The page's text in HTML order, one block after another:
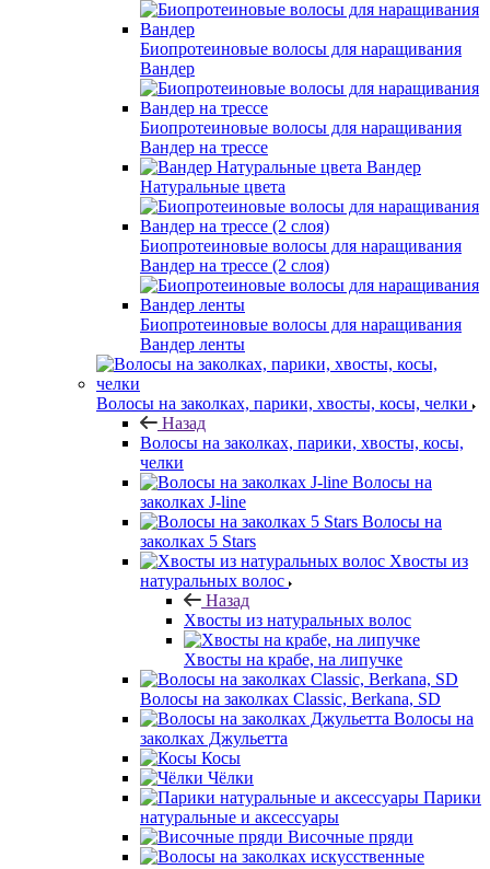
Биопротеиновые волосы для наращивания
Вандер
Биопротеиновые волосы для наращивания
Вандер на трессе
Вандер
Натуральные цвета
Биопротеиновые волосы для наращивания
Вандер на трессе (2 слоя)
Биопротеиновые волосы для наращивания
Вандер ленты
Волосы на заколках, парики, хвосты, косы, челки
Назад
Волосы на заколках, парики, хвосты, косы,
челки
Волосы на
заколках J-line
Волосы на
заколках 5 Stars
Хвосты из
натуральных волос
Назад
Хвосты из натуральных волос
Хвосты на крабе, на липучке
Волосы на заколках Classic, Berkana, SD
Волосы на
заколках Джульетта
Косы
Чёлки
Парики
натуральные и аксессуары
Височные пряди